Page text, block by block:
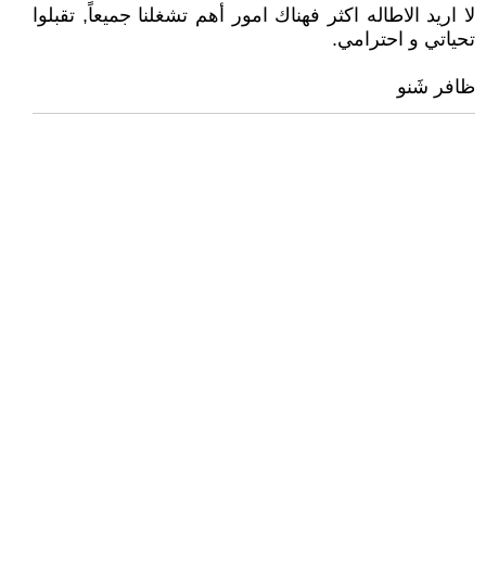
لا اريد الاطاله اكثر فهناك امور أهم تشغلنا جميعاً, تقبلوا
تحياتي و احترامي.
ظافر شَنو